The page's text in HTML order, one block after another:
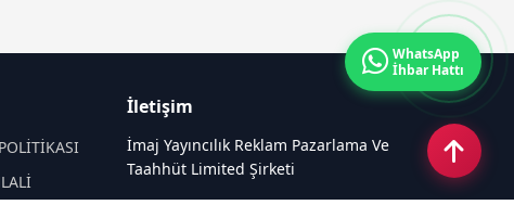
İletişim
İmaj Yayıncılık Reklam Pazarlama Ve
Taahhüt Limited Şirketi
WhatsApp
İhbar Hattı